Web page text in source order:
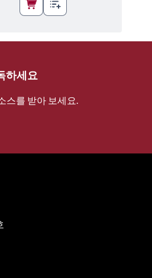
하세요
스를 받아 보세요.